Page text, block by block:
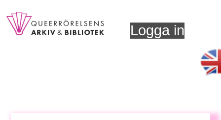
Logga in